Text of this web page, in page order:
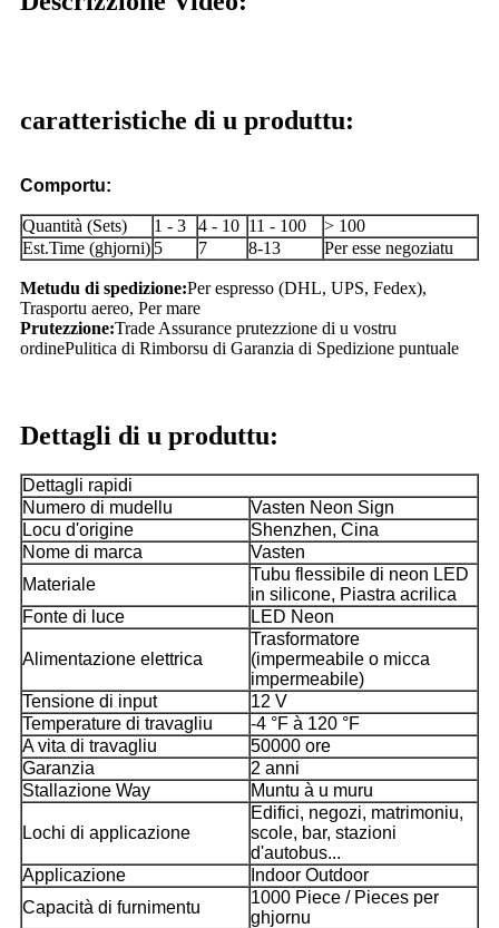
caratteristiche di u produttu:
Comportu:
Quantità (Sets) 1 - 3 4 - 10 11 - 100
> 100
Est.Time (ghjorni) 5 7 8-13 Per esse negoziatu
Metudu di spedizione:Per espresso (DHL, UPS, Fedex),
Trasportu aereo, Per mare
Prutezzione:Trade Assurance prutezzione di u vostru
ordinePulitica di Rimborsu di Garanzia di Spedizione puntuale
Dettagli di u produttu:
Dettagli rapidi
Numero di mudellu
Vasten Neon Sign
Locu d'origine
Shenzhen, Cina
Nome di marca
Vasten
Materiale
Tubu flessibile di neon LED
in silicone, Piastra acrilica
Fonte di luce
LED Neon
Alimentazione elettrica
Trasformatore
(impermeabile o micca
impermeabile)
Tensione di input
12 V
Temperature di travagliu
-4 °F à 120 °F
A vita di travagliu
50000 ore
Garanzia
2 anni
Stallazione Way
Muntu à u muru
Lochi di applicazione
Edifici, negozi, matrimoniu,
scole, bar, stazioni
d'autobus...
Applicazione
Indoor Outdoor
Capacità di furnimentu
1000 Piece / Pieces per
ghjornu